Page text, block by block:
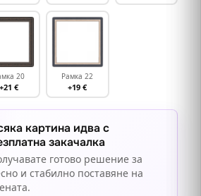
20
+21 €
Рамка 22
+19 €
картина идва с
закачалка
готово решение за
и стабилно поставяне на